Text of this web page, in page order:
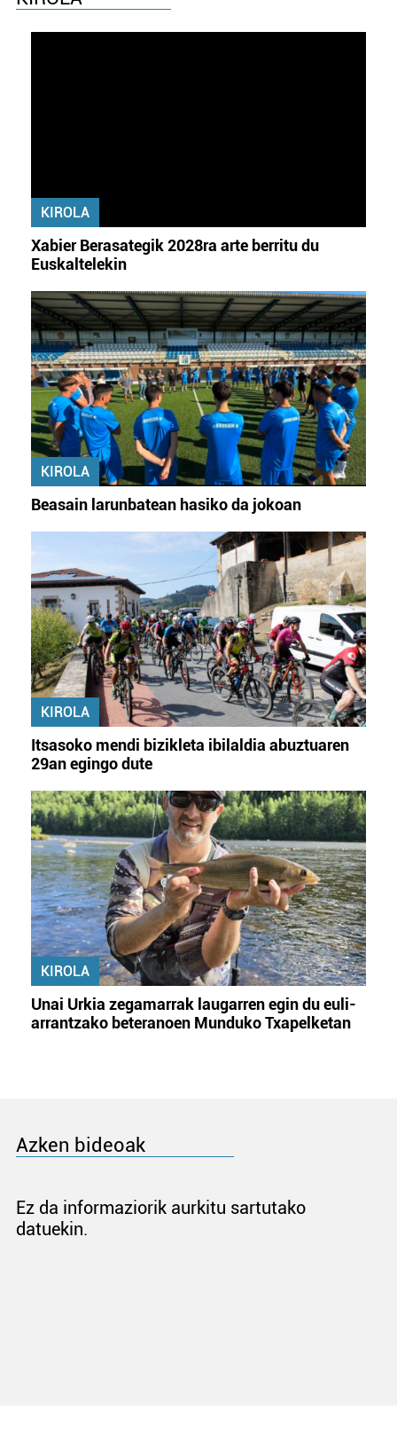
KIROLA
Xabier Berasategik 2028ra arte berritu du
Euskaltelekin
KIROLA
Beasain larunbatean hasiko da jokoan
KIROLA
Itsasoko mendi bizikleta ibilaldia abuztuaren
29an egingo dute
KIROLA
Unai Urkia zegamarrak laugarren egin du euli-
arrantzako beteranoen Munduko Txapelketan
Azken bideoak
Ez da informaziorik aurkitu sartutako
datuekin.